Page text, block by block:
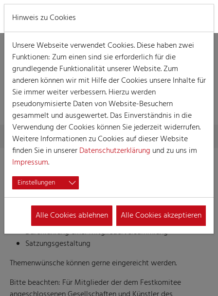
SEMINAR
Skip to main content
You are here:
Home Die Akademie Seminar
Vereinsrecht
15.09.2025 |18:00 - 21:00
Das Seminar beinhaltet folgende Themen:
Aktuelles Vereinsrecht
Durchführung einer Mitgliederversammlung
Satzungsgestaltung
Themenwünsche können gerne eingereicht werden.
Bitte beachten: Für Mitglieder der dem Festkomitee
Hinweis zu Cookies
Unsere Webseite verwendet Cookies. Diese haben zwei
Funktionen: Zum einen sind sie erforderlich für die
grundlegende Funktionalität unserer Website. Zum
anderen können wir mit Hilfe der Cookies unsere Inhalte für
Sie immer weiter verbessern. Hierzu werden
pseudonymisierte Daten von Website-Besuchern
gesammelt und ausgewertet. Das Einverständnis in die
Verwendung der Cookies können Sie jederzeit widerrufen.
Weitere Informationen zu Cookies auf dieser Website
finden Sie in unsererDatenschutzerklärung und zu uns im
Impressum.
Einstellungen
Alle Cookies ablehnen Alle Cookies akzeptieren